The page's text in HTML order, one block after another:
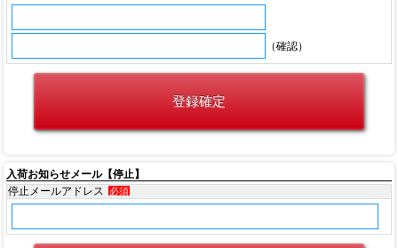
（確認）
入荷お知らせメール【停止】
停止メールアドレス
必須